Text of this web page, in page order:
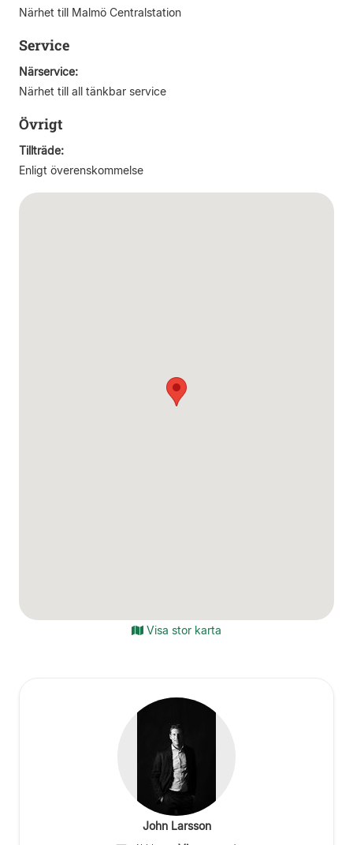
Närhet till Malmö Centralstation
Service
Närservice:
Närhet till all tänkbar service
Övrigt
Tillträde:
Enligt överenskommelse
Visa stor karta
John Larsson